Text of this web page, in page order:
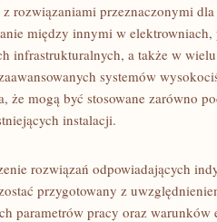
rozwiązaniami przeznaczonymi dla
między innymi w
infrastrukturalnych, a także w
systemów
że mogą być stosowane zarówno
instalacji.
rozwiązań odpowiadających
przygotowany z
parametrów pracy oraz warunków